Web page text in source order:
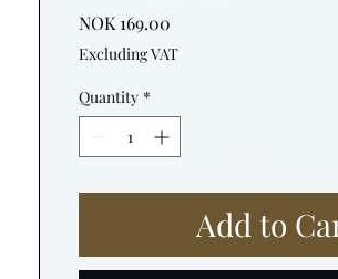
NOK 169.00
Excluding VAT
Quantity *
Add to